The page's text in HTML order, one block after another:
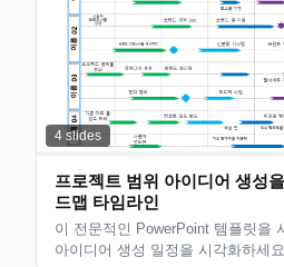
4 slides
프로젝트 범위 아이디어 생성
드맵 타임라인
이 전문적인 PowerPoint 템플릿을
아이디어 생성 일정을 시각화하세